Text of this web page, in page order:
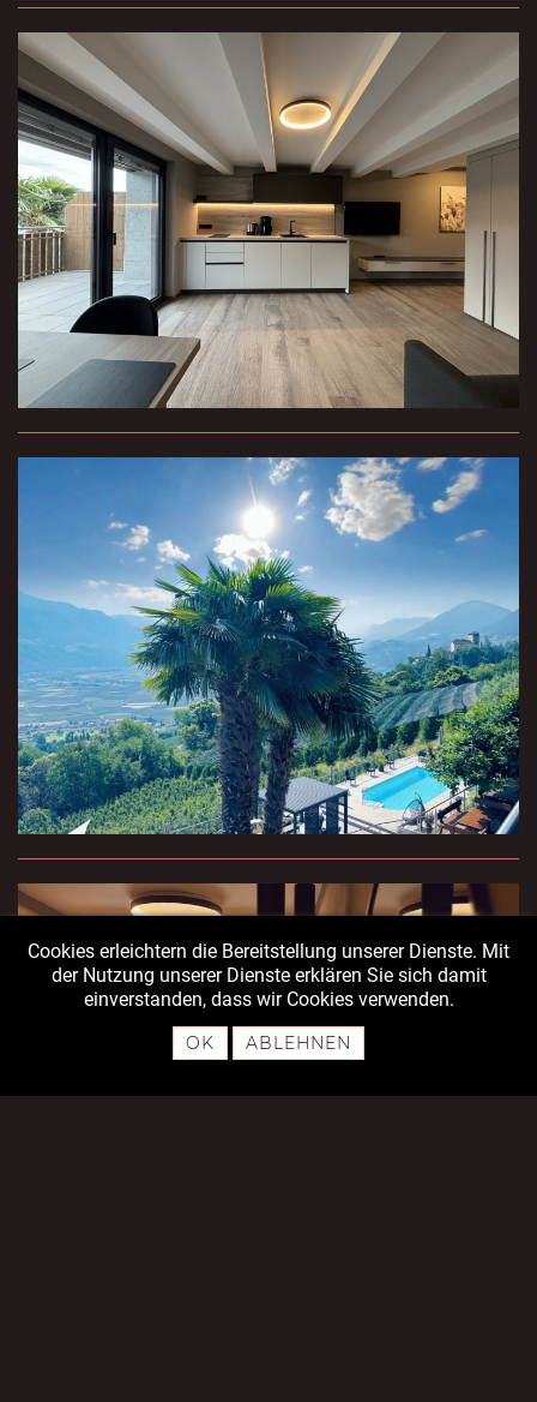
Cookies erleichtern die Bereitstellung unserer Dienste. Mit
der Nutzung unserer Dienste erklären Sie sich damit
einverstanden, dass wir Cookies verwenden.
OK ABLEHNEN